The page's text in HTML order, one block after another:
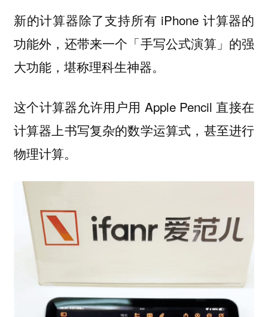
新的计算器除了支持所有 iPhone 计算器的
功能外，还带来一个「手写公式演算」的强
大功能，堪称理科生神器。
这个计算器允许用户用 Apple Pencil 直接在
计算器上书写复杂的数学运算式，甚至进行
物理计算。